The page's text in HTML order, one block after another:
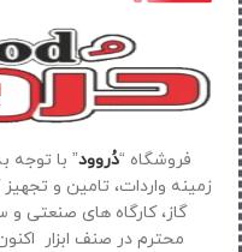
فروشگاه “دُروود
زمینه واردات، تامین و
گاز، کارگاه های صنعتی و
محترم در صنف ابزار